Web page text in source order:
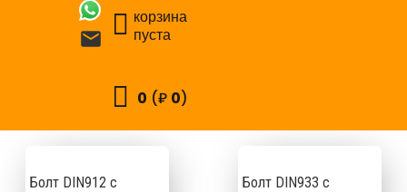

корзина
пуста
0 (₽ 0)
крепёж
Болт DIN912 с
Болт DIN933 с